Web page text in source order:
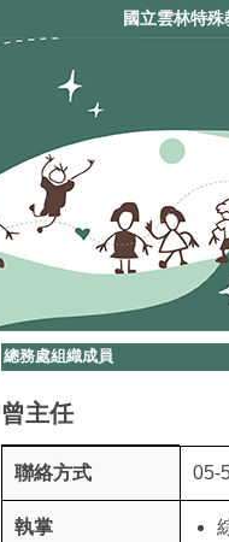
國立雲林特
總務處組織成員
曾主任
主
任
聯絡方式 05-
執掌